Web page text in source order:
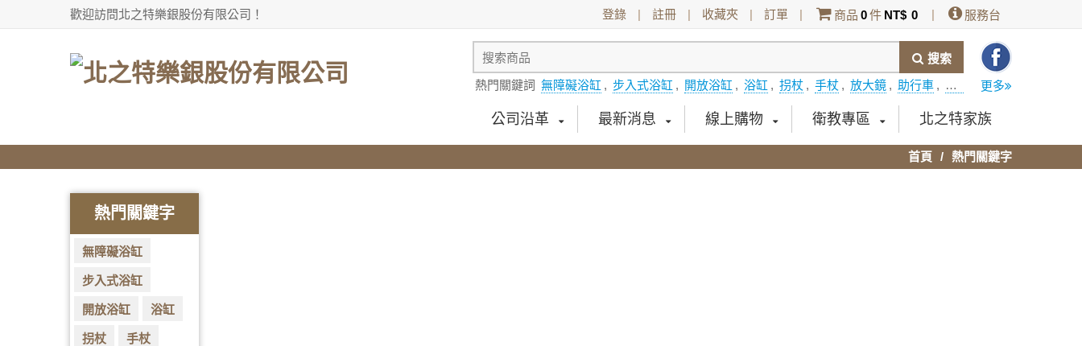
歡迎訪問北之特樂銀股份有限公司！ 登錄 | 註冊 | 收藏夾 | 訂單 | 商品 0件 NT$ 0 | 服務台
分享到facebook
更多
搜索
熱門關鍵詞 無障礙浴缸 , 步入式浴缸 , 開放浴缸 , 浴缸 , 拐杖 , 手杖 , 放大鏡 , 助行車 , 開門式浴缸,
公司沿革 最新消息 線上購物 衛教專區 北之特家族
首頁 熱門關鍵字
熱門關鍵字
無障礙浴缸
步入式浴缸
開放浴缸 浴缸
拐杖 手杖